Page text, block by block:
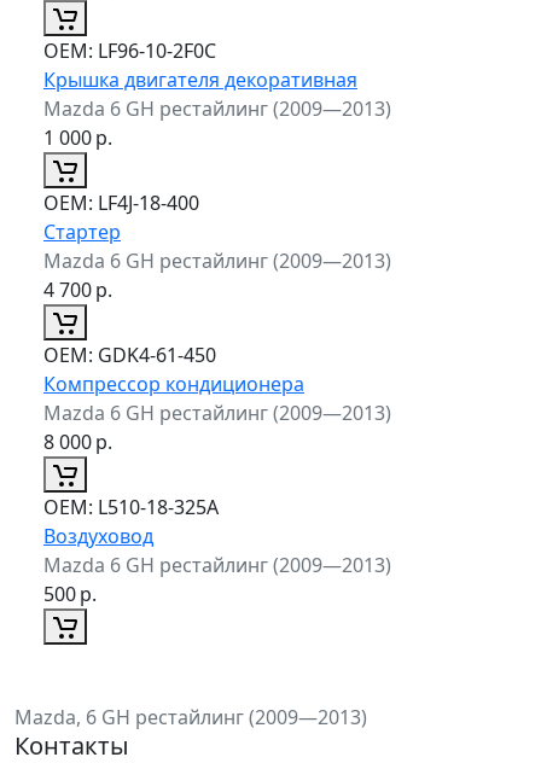
ОЕМ: LF96-10-2F0C
Крышка двигателя декоративная
Mazda 6 GH рестайлинг (2009—2013)
1 000р.
ОЕМ: LF4J-18-400
Стартер
Mazda 6 GH рестайлинг (2009—2013)
4 700р.
ОЕМ: GDK4-61-450
Компрессор кондиционера
Mazda 6 GH рестайлинг (2009—2013)
8 000р.
ОЕМ: L510-18-325A
Воздуховод
Mazda 6 GH рестайлинг (2009—2013)
500р.
Mazda, 6 GH рестайлинг (2009—2013)
Контакты